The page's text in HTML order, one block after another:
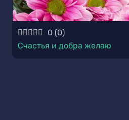
0 (0)
Счастья и добра желаю